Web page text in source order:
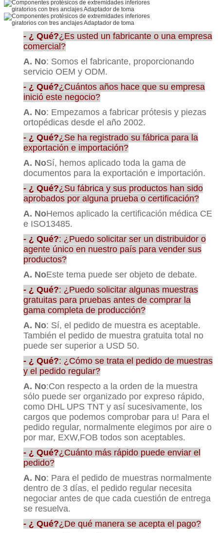
- ¿ Qué?¿Es usted un fabricante o una empresa
comercial?
A. No: Somos el fabricante, proporcionando
servicio OEM y ODM.
- ¿ Qué?¿Cuántos años hace que su empresa
inició este negocio?
A. No: Empezamos a fabricar prótesis y piezas
ortopédicas desde el año 2002.
- ¿ Qué?¿Se ha registrado su fábrica para la
exportación e importación?
A. NoSí, hemos aplicado toda la gama de
documentos para la exportación e importación.
- ¿ Qué?¿Su fábrica y sus productos han sido
aprobados por alguna prueba o certificación?
A. NoHemos aplicado la certificación médica CE
e ISO13485.
- ¿ Qué?: ¿Puedo solicitar ser un distribuidor o
agente único en nuestro país para vender sus
productos?
A. NoEste tema puede ser objeto de debate.
- ¿ Qué?: ¿Puedo solicitar algunas muestras
gratuitas para pruebas antes de comprar la
gama completa de producción?
A. No: Sí, el pedido de muestra es aceptable.
También el pedido de muestra gratuita total no
puede ser superior a USD 50.
- ¿ Qué?: ¿Cómo se trata el pedido de muestras
y el pedido regular?
A. No:Con respecto a la orden de la muestra
sólo puede ser organizado por expreso rápido,
como DHL UPS TNT y así sucesivamente, los
cargos que podemos comprobar para u! Para el
pedido regular, normalmente elegimos por aire o
por mar, EXW,FOB todos son aceptables.
- ¿ Qué?¿Cuánto más rápido puede enviar el
pedido?
A. No: Para el pedido de muestras normalmente
dentro de 3 días, el pedido regular necesita
negociar antes de que cada cuestión de entrega
se resuelva.
- ¿ Qué?¿De qué manera se acepta el pago?